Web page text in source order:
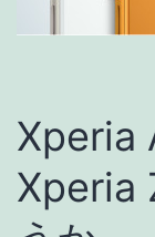
Xperia
Xperia